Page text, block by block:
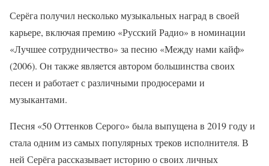
Серёга получил несколько музыкальных наград в своей
карьере, включая премию «Русский Радио» в номинации
«Лучшее сотрудничество» за песню «Между нами кайф»
(2006). Он также является автором большинства своих
песен и работает с различными продюсерами и
музыкантами.
Песня «50 Оттенков Серого» была выпущена в 2019 году и
стала одним из самых популярных треков исполнителя. В
ней Серёга рассказывает историю о своих личных